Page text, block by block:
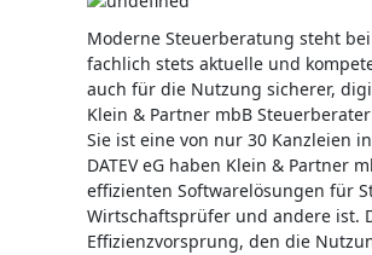
Moderne Steuerberatung steht
fachlich stets aktuelle und
auch für die Nutzung sicherer,
Klein & Partner mbB
Sie ist eine von nur 30 Kanzleien
DATEV eG haben Klein & Partner
effizienten Softwarelösungen für
Wirtschaftsprüfer und andere ist.
Effizienzvorsprung, den die